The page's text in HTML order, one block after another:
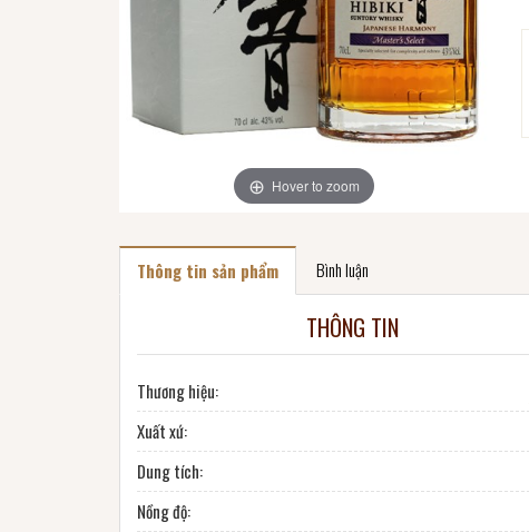
Hover to zoom
Thông tin sản phẩm Bình luận
THÔNG TIN
Thương hiệu:
Xuất xứ:
Dung tích:
Nồng độ: